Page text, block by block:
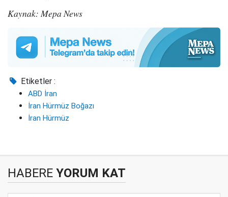
Kaynak: Mepa News
Etiketler :
ABD İran
İran Hürmüz Boğazı
İran Hürmüz
HABERE YORUM KAT